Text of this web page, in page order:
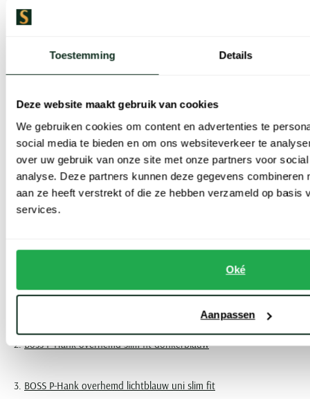
Toestemming Details
Deze website maakt gebruik van cookies
We gebruiken cookies om content en advertenties te
social media te bieden en om ons websiteverkeer te
over uw gebruik van onze site met onze partners voor
analyse. Deze partners kunnen deze gegevens combineren
aan ze heeft verstrekt of die ze hebben verzameld op basis
services.
Oké
Aanpassen
paar nette schoenen.
Top 3 Boss dress shirts voor heren
pasvormen, hoogwaardige materialen en tijdloze uitstraling. De
onderstaande selectie bestaat uit populaire Boss dress shirts die
veel gekozen worden voor werk en formele gelegenheden. Deze
modellen combineren comfort met een nette look en zijn geschikt
2.Boss P-Hank overhemd slim fit donkerblauw
3. BOSS P-Hank overhemd lichtblauw uni slim fit